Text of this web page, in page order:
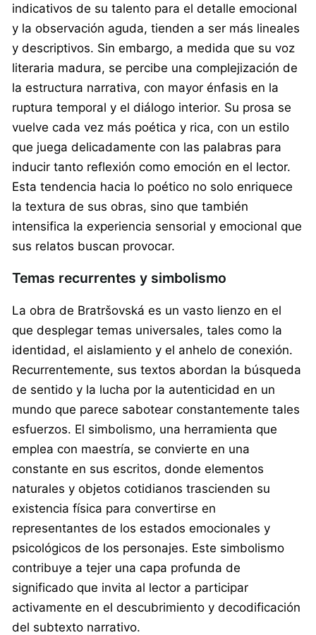
indicativos de su talento para el detalle emocional
y la observación aguda, tienden a ser más lineales
y descriptivos. Sin embargo, a medida que su voz
literaria madura, se percibe una complejización de
la estructura narrativa, con mayor énfasis en la
ruptura temporal y el diálogo interior. Su prosa se
vuelve cada vez más poética y rica, con un estilo
que juega delicadamente con las palabras para
inducir tanto reflexión como emoción en el lector.
Esta tendencia hacia lo poético no solo enriquece
la textura de sus obras, sino que también
intensifica la experiencia sensorial y emocional que
sus relatos buscan provocar.
Temas recurrentes y simbolismo
La obra de Bratršovská es un vasto lienzo en el
que desplegar temas universales, tales como la
identidad, el aislamiento y el anhelo de conexión.
Recurrentemente, sus textos abordan la búsqueda
de sentido y la lucha por la autenticidad en un
mundo que parece sabotear constantemente tales
esfuerzos. El simbolismo, una herramienta que
emplea con maestría, se convierte en una
constante en sus escritos, donde elementos
naturales y objetos cotidianos trascienden su
existencia física para convertirse en
representantes de los estados emocionales y
psicológicos de los personajes. Este simbolismo
contribuye a tejer una capa profunda de
significado que invita al lector a participar
activamente en el descubrimiento y decodificación
del subtexto narrativo.